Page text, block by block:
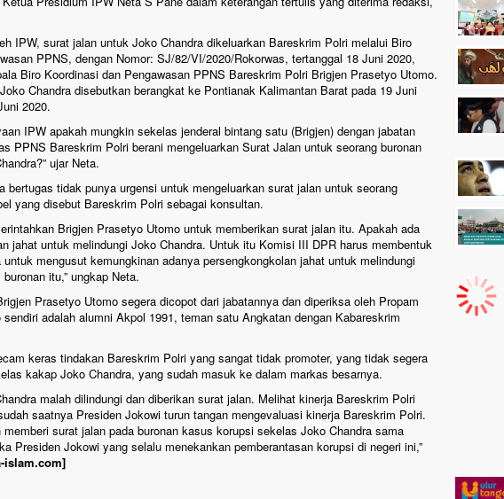
IPW, surat jalan untuk Joko Chandra dikeluarkan Bareskrim Polri melalui Biro
PPNS, dengan Nomor: SJ/82/VI/2020/Rokorwas, tertanggal 18 Juni 2020,
Biro Koordinasi dan Pengawasan PPNS Bareskrim Polri Brigjen Prasetyo Utomo.
Chandra disebutkan berangkat ke Pontianak Kalimantan Barat pada 19 Juni
2020.
IPW apakah mungkin sekelas jenderal bintang satu (Brigjen) dengan jabatan
PPNS Bareskrim Polri berani mengeluarkan Surat Jalan untuk seorang buronan
ujar Neta.
bertugas tidak punya urgensi untuk mengeluarkan surat jalan untuk seorang
yang disebut Bareskrim Polri sebagai konsultan.
Brigjen Prasetyo Utomo untuk memberikan surat jalan itu. Apakah ada
jahat untuk melindungi Joko Chandra. Untuk itu Komisi III DPR harus membentuk
mengusut kemungkinan adanya persengkongkolan jahat untuk melindungi
itu,” ungkap Neta.
Prasetyo Utomo segera dicopot dari jabatannya dan diperiksa oleh Propam
adalah alumni Akpol 1991, teman satu Angkatan dengan Kabareskrim
keras tindakan Bareskrim Polri yang sangat tidak promoter, yang tidak segera
kakap Joko Chandra, yang sudah masuk ke dalam markas besarnya.
malah dilindungi dan diberikan surat jalan. Melihat kinerja Bareskrim Polri
saatnya Presiden Jokowi turun tangan mengevaluasi kinerja Bareskrim Polri.
surat jalan pada buronan kasus korupsi sekelas Joko Chandra sama
Presiden Jokowi yang selalu menekankan pemberantasan korupsi di negeri ini,”
islam.com]